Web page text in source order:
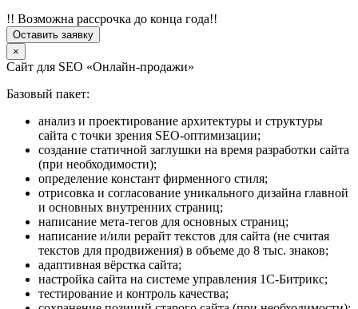
!! Возможна рассрочка до конца года!!
Оставить заявку
×
Сайт для SEO «Онлайн-продажи»
Базовый пакет:
анализ и проектирование архитектуры и структуры
сайта с точки зрения SEO-оптимизации;
создание статичной заглушки на время разработки сайта
(при необходимости);
определение констант фирменного стиля;
отрисовка и согласование уникального дизайна главной
и основных внутренних страниц;
написание мета-тегов для основных страниц;
написание и/или рерайт текстов для сайта (не считая
текстов для продвижения) в объеме до 8 тыс. знаков;
адаптивная вёрстка сайта;
настройка сайта на системе управления 1С-Битрикс;
тестирование и контроль качества;